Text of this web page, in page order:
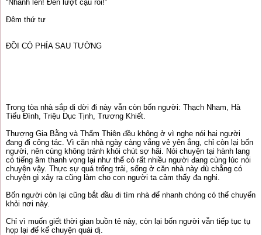
“Nhanh lên! Đến lượt cậu rồi!”
Đêm thứ tư
ĐỒI CÓ PHÍA SAU TƯỜNG
Trong tòa nhà sắp di dời đi này vẫn còn bốn người: Thạch Nham, Hà
Tiểu Đình, Triệu Dục Tịnh, Trương Khiết.
Thượng Gia Bằng và Thẩm Thiên đều không ở vì nghe nói hai người
đang đi công tác. Vì căn nhà ngày càng vắng vẻ yên ắng, chỉ còn lại bốn
người, nên cùng không tránh khỏi chút sợ hãi. Nói chuyện tại hành lang
có tiếng âm thanh vọng lại như thể có rất nhiều người đang cùng lúc nói
chuyện vậy. Thực sự quá trống trải, sống ở căn nhà này dù chẳng có
chuyện gì xảy ra cũng làm cho con người ta cảm thấy đa nghi.
Bốn người còn lại cũng bắt đầu đi tìm nhà để nhanh chóng có thể chuyển
khỏi nơi này.
Chỉ vì muốn giết thời gian buồn tẻ này, còn lại bốn người vẫn tiếp tục tụ
họp lại để kể chuyện quái dị.